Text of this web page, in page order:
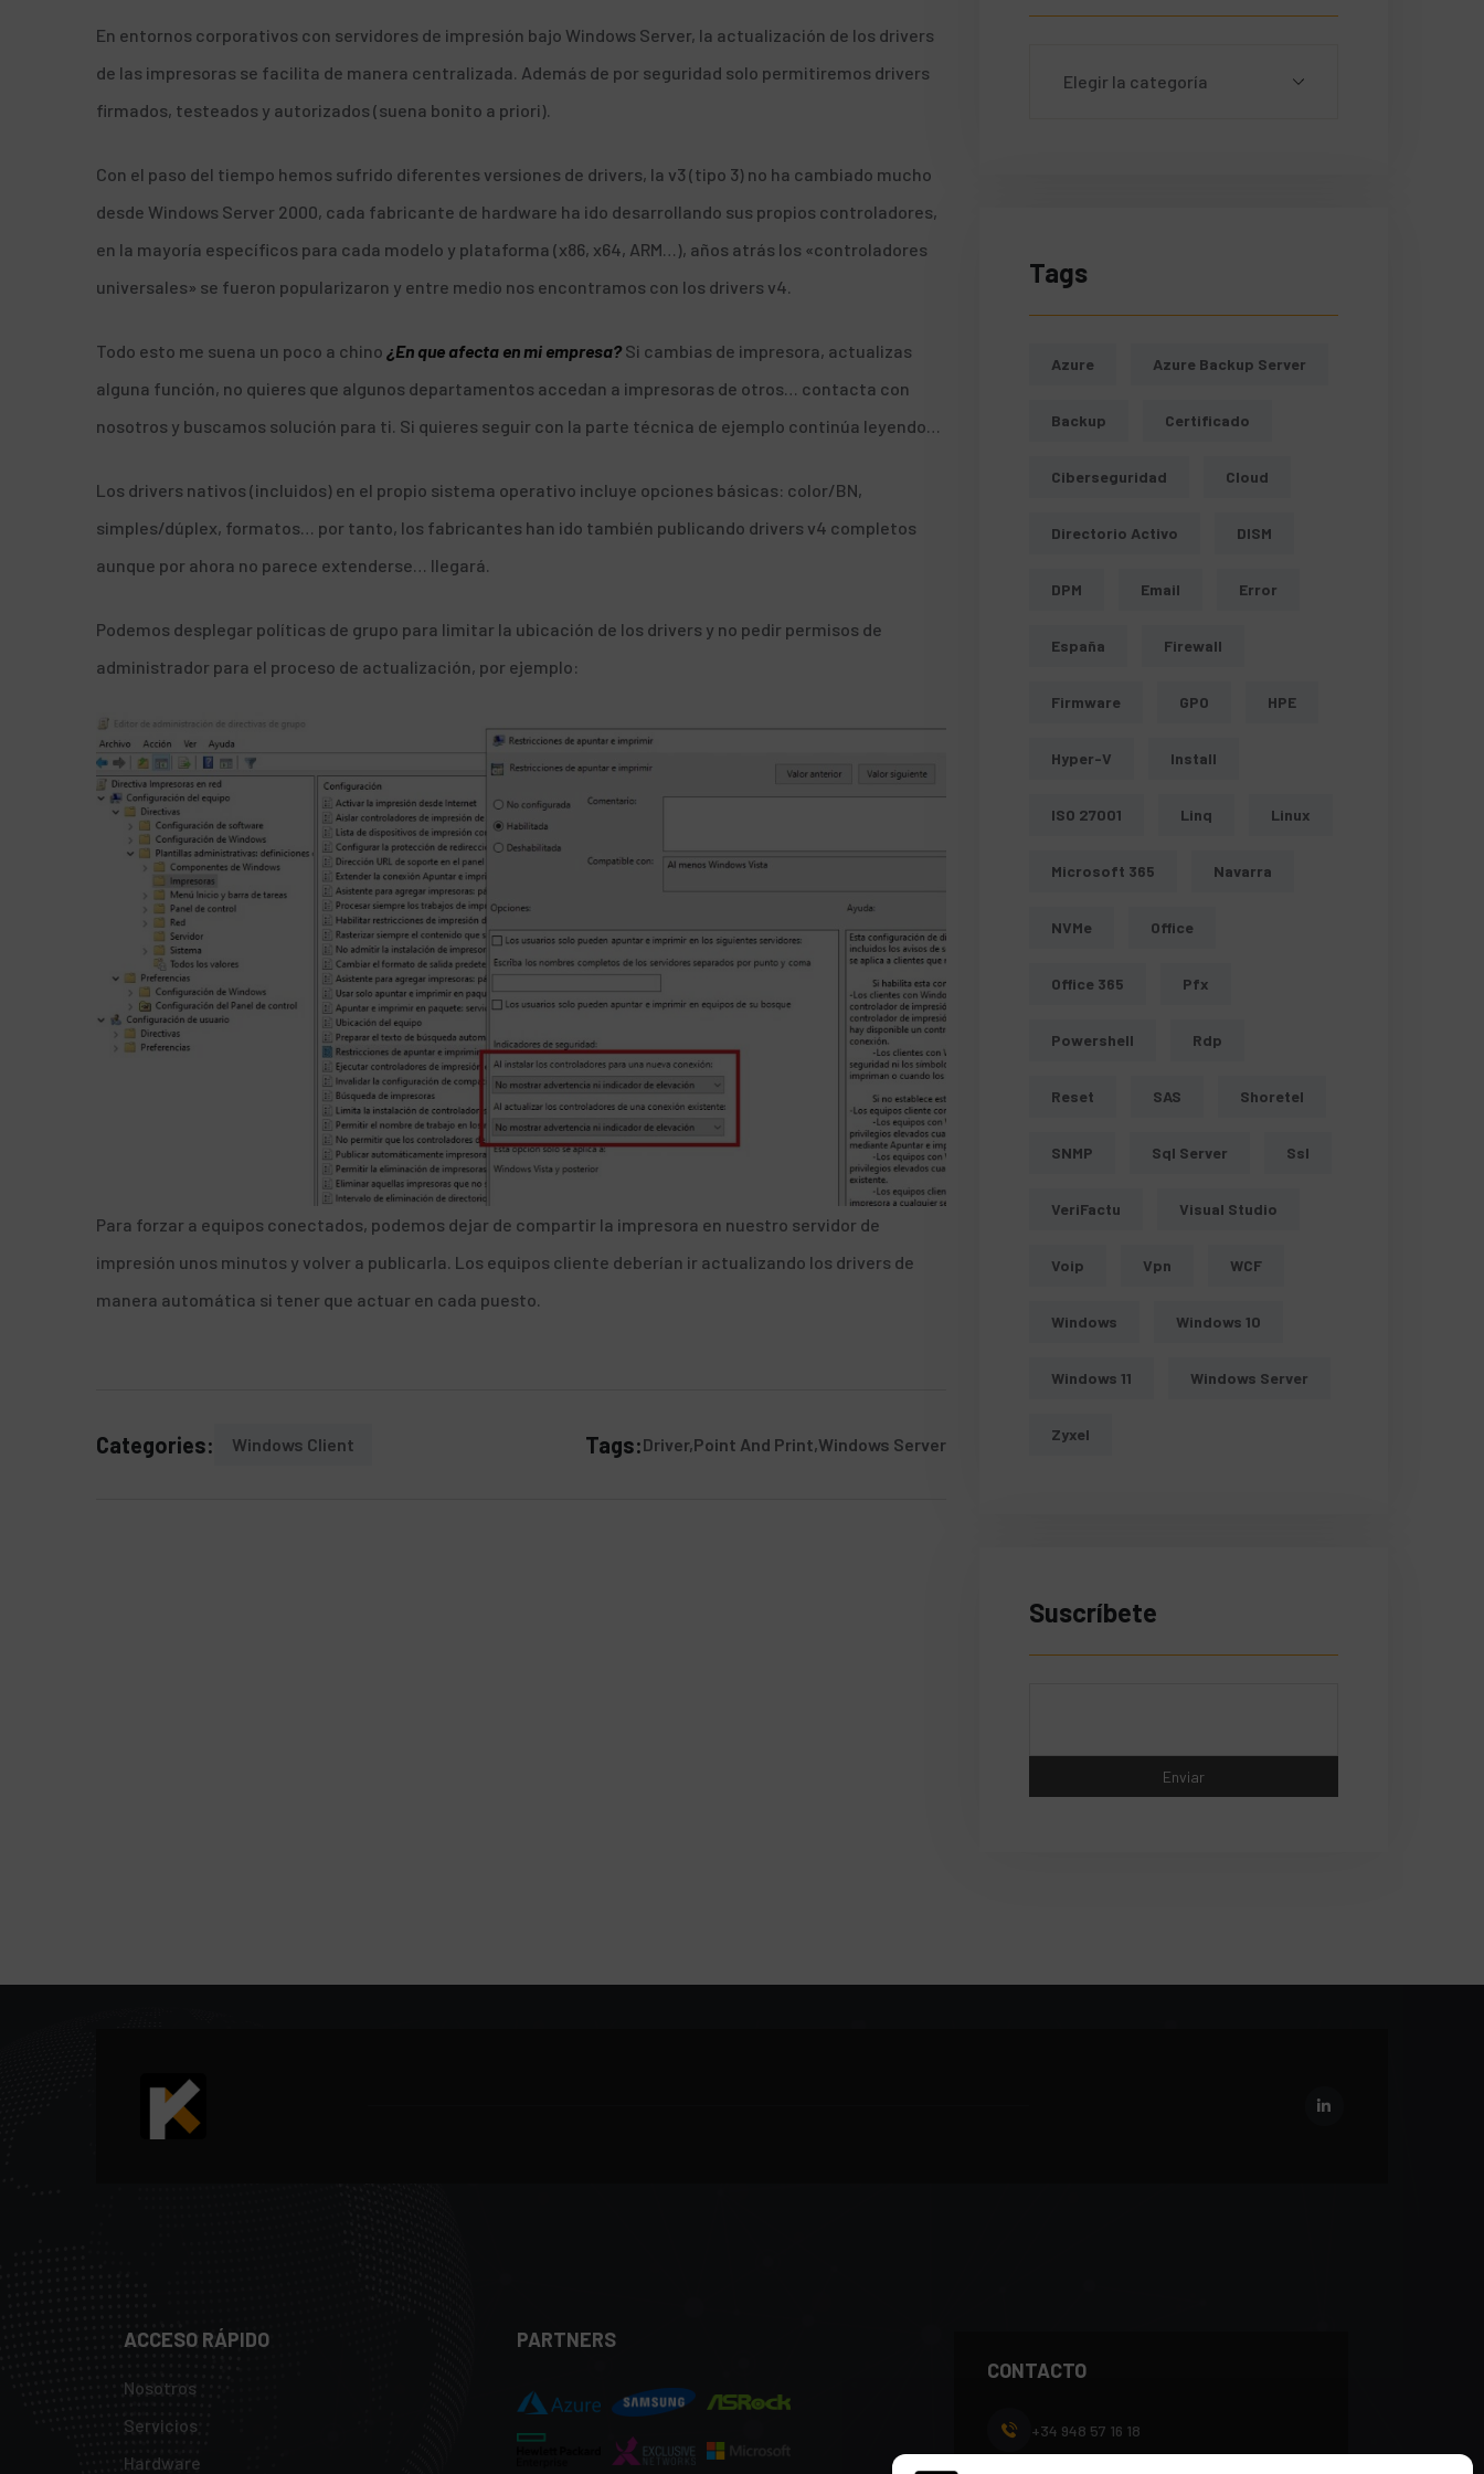
En entornos corporativos con servidores de impresión bajo Windows Server, la actualización de los drivers
de las impresoras se facilita de manera centralizada. Además de por seguridad solo permitiremos drivers
firmados, testeados y autorizados (suena bonito a priori).
Con el paso del tiempo hemos sufrido diferentes versiones de drivers, la v3 (tipo 3) no ha cambiado mucho
desde Windows Server 2000, cada fabricante de hardware ha ido desarrollando sus propios controladores,
en la mayoría específicos para cada modelo y plataforma (x86, x64, ARM…), años atrás los «controladores
universales» se fueron popularizaron y entre medio nos encontramos con los drivers v4.
Todo esto me suena un poco a chino ¿En que afecta en mi empresa? Si cambias de impresora, actualizas
alguna función, no quieres que algunos departamentos accedan a impresoras de otros… contacta con
nosotros y buscamos solución para ti. Si quieres seguir con la parte técnica de ejemplo continúa leyendo…
Los drivers nativos (incluidos) en el propio sistema operativo incluye opciones básicas: color/BN,
simples/dúplex, formatos… por tanto, los fabricantes han ido también publicando drivers v4 completos
aunque por ahora no parece extenderse… llegará.
Podemos desplegar políticas de grupo para limitar la ubicación de los drivers y no pedir permisos de
administrador para el proceso de actualización, por ejemplo:
Para forzar a equipos conectados, podemos dejar de compartir la impresora en nuestro servidor de
impresión unos minutos y volver a publicarla. Los equipos cliente deberían ir actualizando los drivers de
manera automática si tener que actuar en cada puesto.
Categories: Windows Client Tags:Driver Point And Print Windows Server
Tags
Azure Azure Backup Server
Backup Certificado
Ciberseguridad Cloud
Directorio Activo DISM
DPM Email Error
España Firewall
Firmware GPO HPE
Hyper-V Install
ISO 27001 Linq Linux
Microsoft 365 Navarra
NVMe Office
Office 365 Pfx
Powershell Rdp
Reset SAS Shoretel
SNMP Sql Server Ssl
VeriFactu Visual Studio
Voip Vpn WCF
Windows Windows 10
Windows 11 Windows Server
Zyxel
Suscríbete
ACCESO RÁPIDO
Nosotros
Servicios
Hardware
PARTNERS
CONTACTO
+34 948 57 16 18